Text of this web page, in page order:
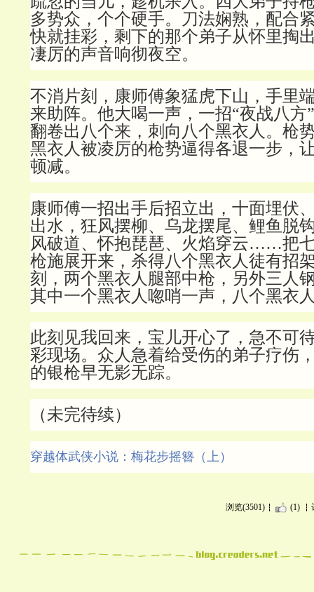
多势众，个个硬手。刀法娴熟，配合
快就挂彩，剩下的那个弟子从怀里掏
凄厉的声音响彻夜空。
不消片刻，康师傅象猛虎下山，手里
来助阵。他大喝一声，一招“夜战八方
翻卷出八个来，刺向八个黑衣人。枪
黑衣人被凌厉的枪势逼得各退一步，
顿减。
康师傅一招出手后招立出，十面埋伏
出水，狂风摆柳、乌龙摆尾、鲤鱼脱
风破道、怀抱琵琶、火焰穿云……把
枪施展开来，杀得八个黑衣人徒有招
刻，两个黑衣人腿部中枪，另外三人
其中一个黑衣人唿哨一声，八个黑衣
此刻见我回来，宝儿开心了，急不可
彩现场。众人急着给受伤的弟子疗伤
的银枪早无影无踪。
（未完待续）
穿越体武侠小说：梅花步摇簪（上）
浏览(3501) (1)